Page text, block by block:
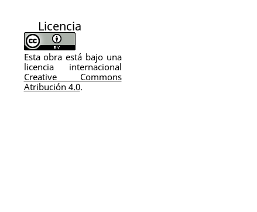
Licencia
Esta obra está bajo una
licencia internacional
Creative Commons
Atribución 4.0.